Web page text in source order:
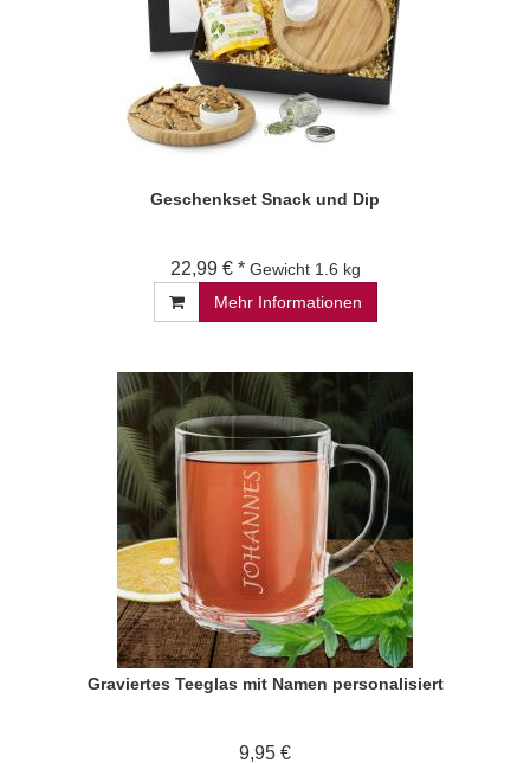
Geschenkset Snack und Dip
22,99 € * Gewicht 1.6 kg
Mehr Informationen
Graviertes Teeglas mit Namen personalisiert
9,95 €